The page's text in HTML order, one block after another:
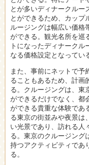
とが多いディナークルー
とができるため、カップ
ルージングは幅広い価格
ができる。観光名所を巡
トになったディナーク
なる価格設定となってい
また、事前にネットで予
ることもあるため、計画
る。クルージングは、東
ができるだけでなく、都
ができる貴重な体験であ
る東京の街並みや夜景は
い光景であり、訪れる人
る。東京のクルージング
持つアクティビティであ
る。